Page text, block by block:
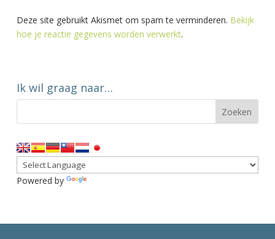
Deze site gebruikt Akismet om spam te verminderen. Bekijk
hoe je reactie gegevens worden verwerkt.
Ik wil graag naar…
Powered by